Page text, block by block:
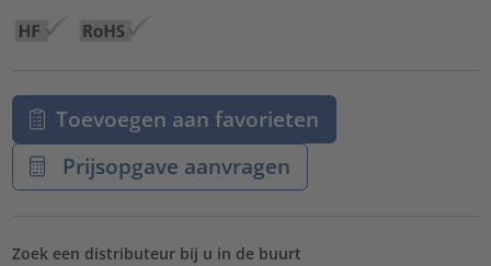
Toevoegen aan favorieten
Prijsopgave aanvragen
Zoek een distributeur bij u in de buurt